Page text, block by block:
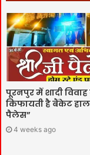
पूरनपुर में शादी
किफायती है बैंकेट हाल
पैलेस”
4 weeks ago